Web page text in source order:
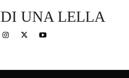
UNA LELLA